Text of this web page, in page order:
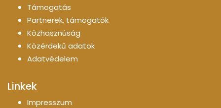
Támogatás
Partnerek, támogatók
Közhasznúság
Közérdekű adatok
Adatvédelem
Linkek
Impresszum